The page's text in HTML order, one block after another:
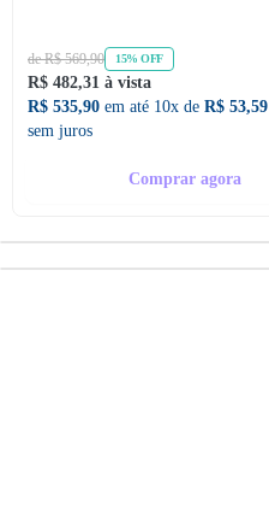
de R$ 569,90 15% OFF
R$ 482,31 à vista
R$ 535,90 em até 10x de R$ 53,59
sem juros
Comprar agora